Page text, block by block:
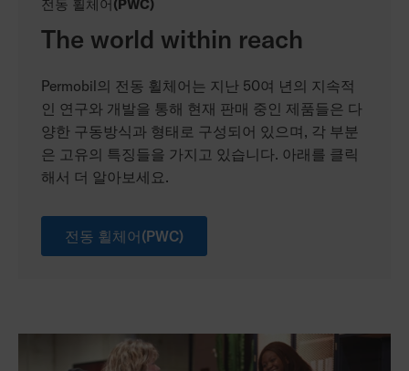
전동 휠체어(PWC)
The world within reach
Permobil의 전동 휠체어는 지난 50여 년의 지속적
인 연구와 개발을 통해 현재 판매 중인 제품들은 다
양한 구동방식과 형태로 구성되어 있으며, 각 부분
은 고유의 특징들을 가지고 있습니다. 아래를 클릭
해서 더 알아보세요.
전동 휠체어(PWC)